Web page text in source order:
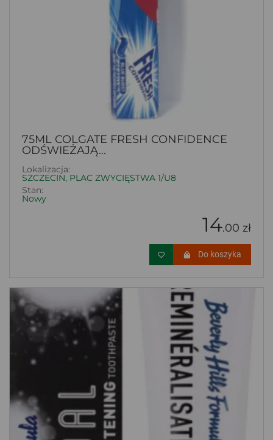
75ML COLGATE FRESH CONFIDENCE
ODŚWIEŻAJĄ...
Lokalizacja:
SZCZECIN, PLAC ZWYCIĘSTWA 1/U8
Stan:
Nowy
14.00 zł
Do koszyka